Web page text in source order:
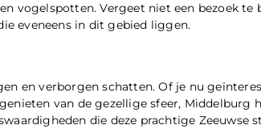
vogelspotten. Vergeet niet een bezoek te
eveneens in dit gebied liggen.
en verborgen schatten. Of je nu
van de gezellige sfeer, Middelburg
die deze prachtige Zeeuwse